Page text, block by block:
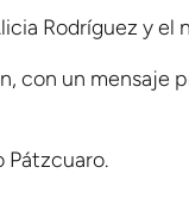
Rodríguez y el
con un
Pátzcuaro.